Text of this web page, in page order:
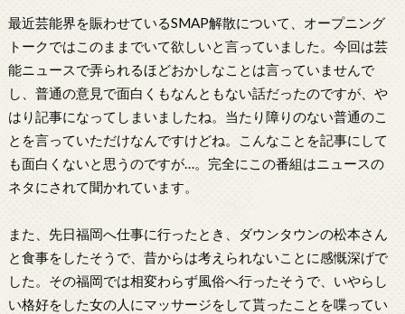
最近芸能界を賑わせているSMAP解散について、オープニング
トークではこのままでいて欲しいと言っていました。今回は芸
能ニュースで弄られるほどおかしなことは言っていませんで
し、普通の意見で面白くもなんともない話だったのですが、や
はり記事になってしまいましたね。当たり障りのない普通のこ
とを言っていただけなんですけどね。こんなことを記事にして
も面白くないと思うのですが…。完全にこの番組はニュースの
ネタにされて聞かれています。
また、先日福岡へ仕事に行ったとき、ダウンタウンの松本さん
と食事をしたそうで、昔からは考えられないことに感慨深げで
した。その福岡では相変わらず風俗へ行ったそうで、いやらし
い格好をした女の人にマッサージをして貰ったことを喋ってい